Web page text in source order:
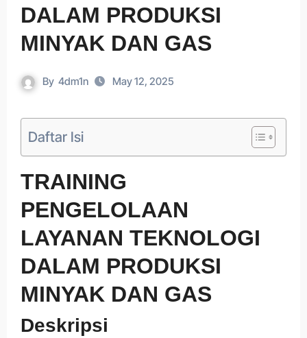
DALAM PRODUKSI
MINYAK DAN GAS
By 4dm1n May 12, 2025
Daftar Isi
TRAINING
PENGELOLAAN
LAYANAN TEKNOLOGI
DALAM PRODUKSI
MINYAK DAN GAS
Deskripsi